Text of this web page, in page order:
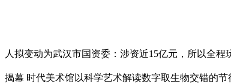
人拟变动为武汉市国资委：涉资近15亿元，所以全程
揭幕 时代美术馆以科学艺术解读数字取生物交错的